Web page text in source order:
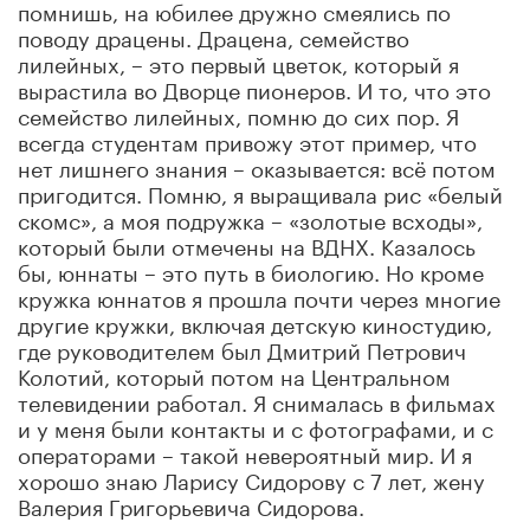
помнишь, на юбилее дружно смеялись по
поводу драцены. Драцена, семейство
лилейных, – это первый цветок, который я
вырастила во Дворце пионеров. И то, что это
семейство лилейных, помню до сих пор. Я
всегда студентам привожу этот пример, что
нет лишнего знания – оказывается: всё потом
пригодится. Помню, я выращивала рис «белый
скомс», а моя подружка – «золотые всходы»,
который были отмечены на ВДНХ. Казалось
бы, юннаты – это путь в биологию. Но кроме
кружка юннатов я прошла почти через многие
другие кружки, включая детскую киностудию,
где руководителем был Дмитрий Петрович
Колотий, который потом на Центральном
телевидении работал. Я снималась в фильмах
и у меня были контакты и с фотографами, и с
операторами – такой невероятный мир. И я
хорошо знаю Ларису Сидорову с 7 лет, жену
Валерия Григорьевича Сидорова.